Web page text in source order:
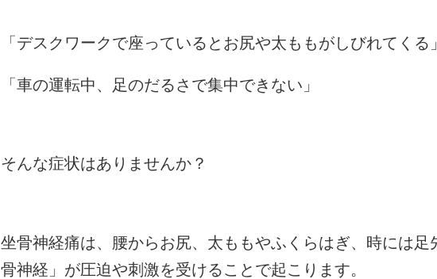
「デスクワークで座っているとお尻や太ももがしびれてくる」
「車の運転中、足のだるさで集中できない」
そんな症状はありませんか？
坐骨神経痛は、腰からお尻、太ももやふくらはぎ、時には足
骨神経」が圧迫や刺激を受けることで起こります。